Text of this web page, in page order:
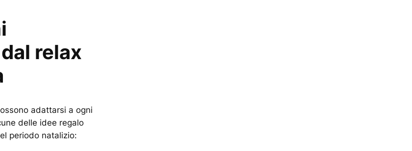
relax
adattarsi a ogni
delle idee regalo
periodo natalizio: